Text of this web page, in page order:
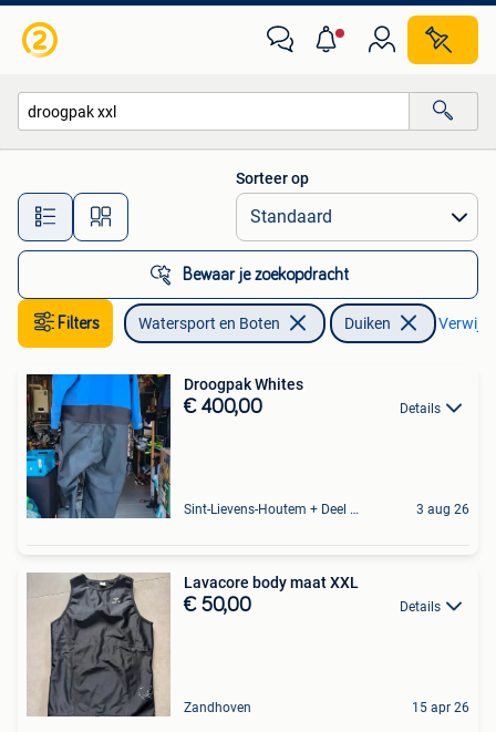
Alle afstanden…
Sorteer op
Bewaar je zoekopdracht
Filters Watersport en Boten Duiken
Droogpak Whites
€ 400,00 Details
Sint-Lievens-Houtem + Deel Oombergen 3 aug 26
Lavacore body maat XXL
€ 50,00 Details
Zandhoven 15 apr 26